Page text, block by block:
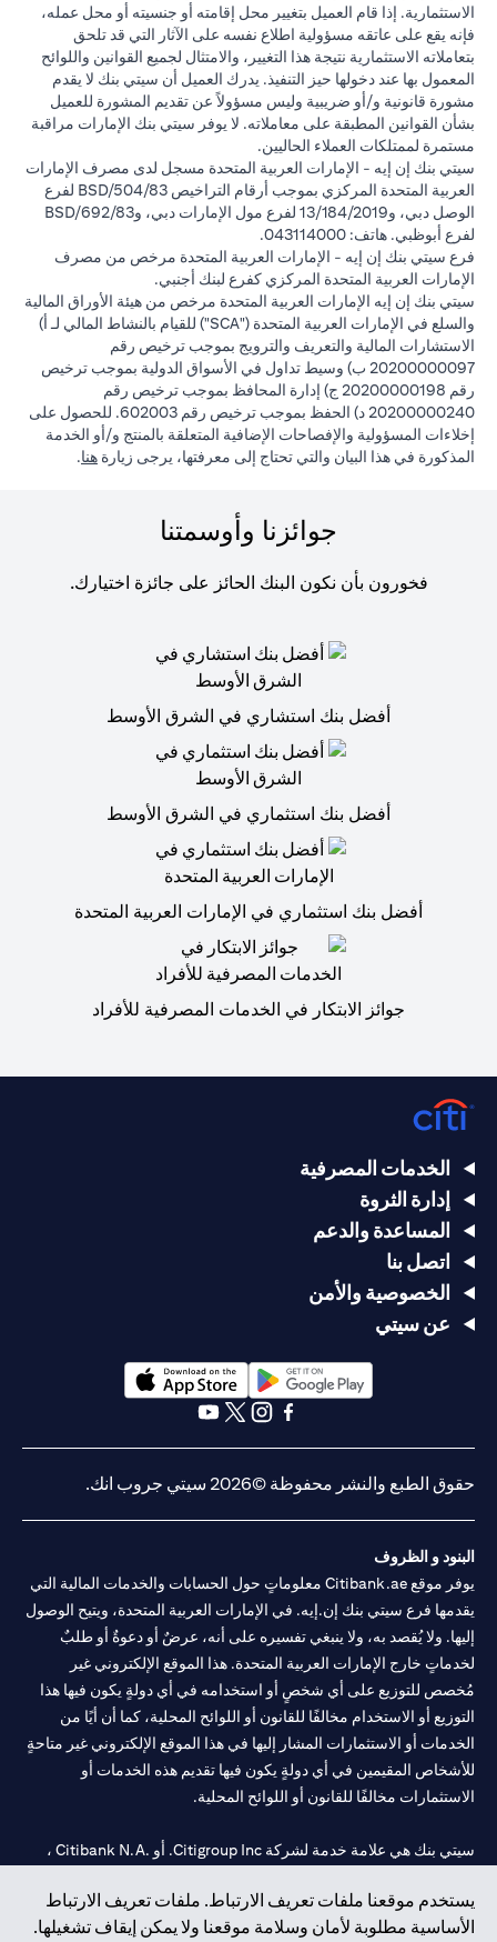
الاستثمارية. إذا قام العميل بتغيير محل إقامته أو جنسيته أو محل عمله،
فإنه يقع على عاتقه مسؤولية اطلاع نفسه على الآثار التي قد تلحق
بتعاملاته الاستثمارية نتيجة هذا التغيير، والامتثال لجميع القوانين واللوائح
المعمول بها عند دخولها حيز التنفيذ. يدرك العميل أن سيتي بنك لا يقدم
مشورة قانونية و/أو ضريبية وليس مسؤولاً عن تقديم المشورة للعميل
بشأن القوانين المطبقة على معاملاته. لا يوفر سيتي بنك الإمارات مراقبة
مستمرة لممتلكات العملاء الحاليين.
سيتي بنك إن إيه - الإمارات العربية المتحدة مسجل لدى مصرف الإمارات
العربية المتحدة المركزي بموجب أرقام التراخيص BSD/504/83 لفرع
الوصل دبي، و13/184/2019 لفرع مول الإمارات دبي، وBSD/692/83
لفرع أبوظبي. هاتف: 043114000.
فرع سيتي بنك إن إيه - الإمارات العربية المتحدة مرخص من مصرف
الإمارات العربية المتحدة المركزي كفرع لبنك أجنبي.
سيتي بنك إن إيه الإمارات العربية المتحدة مرخص من هيئة الأوراق المالية
والسلع في الإمارات العربية المتحدة ("SCA") للقيام بالنشاط المالي لـ أ)
الاستشارات المالية والتعريف والترويج بموجب ترخيص رقم
20200000097 ب) وسيط تداول في الأسواق الدولية بموجب ترخيص
رقم 20200000198 ج) إدارة المحافظ بموجب ترخيص رقم
20200000240 د) الحفظ بموجب ترخيص رقم 602003. للحصول على
إخلاءات المسؤولية والإفصاحات الإضافية المتعلقة بالمنتج و/أو الخدمة
المذكورة في هذا البيان والتي تحتاج إلى معرفتها، يرجى زيارة هنا.
جوائزنا وأوسمتنا
فخورون بأن نكون البنك الحائز على جائزة اختيارك.
أفضل بنك استشاري في الشرق الأوسط
أفضل بنك استثماري في الشرق الأوسط
أفضل بنك استثماري في الإمارات العربية المتحدة
جوائز الابتكار في الخدمات المصرفية للأفراد
يستخدم موقعنا ملفات تعريف الارتباط. ملفات تعريف الارتباط
الأساسية مطلوبة لأمان وسلامة موقعنا ولا يمكن إيقاف تشغيلها.
الخدمات المصرفية
إدارة الثروة
المساعدة والدعم
اتصل بنا
الخصوصية والأمن
عن سيتي
opens in a new tab
opens in a new tab
حقوق الطبع والنشر محفوظة ©2026 سيتي جروب انك.
البنود و الظروف
يوفر موقع Citibank.ae معلوماتٍ حول الحسابات والخدمات المالية التي
يقدمها فرع سيتي بنك إن.إيه. في الإمارات العربية المتحدة، ويتيح الوصول
إليها. ولا يُقصد به، ولا ينبغي تفسيره على أنه، عرضٌ أو دعوةٌ أو طلبٌ
لخدماتٍ خارج الإمارات العربية المتحدة. هذا الموقع الإلكتروني غير
مُخصص للتوزيع على أي شخصٍ أو استخدامه في أي دولةٍ يكون فيها هذا
التوزيع أو الاستخدام مخالفًا للقانون أو اللوائح المحلية، كما أن أيًا من
الخدمات أو الاستثمارات المشار إليها في هذا الموقع الإلكتروني غير متاحةٍ
للأشخاص المقيمين في أي دولةٍ يكون فيها تقديم هذه الخدمات أو
الاستثمارات مخالفًا للقانون أو اللوائح المحلية.
سيتي بنك هي علامة خدمة لشركة Citigroup Inc. أو .Citibank N.A ،
سيتي بنك إن. إيه. الإمارات مسجل لدى مصرف الإمارات المركزي تحت